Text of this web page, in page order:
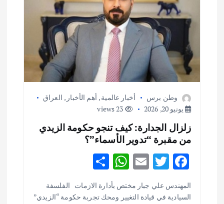
وطن برس أخبار عالمية, أهم الأخبار , العراق
يونيو 20, 2026
زلزال الجدارة: كيف تنجو حكومة الزيدي
من مقبرة “تدوير الأسماء”؟
F
ac
e
T
w
it
E
ai
W
h
at
S
h
ar
المهندس علي جبار مختص بأدارة الازمات الفلسفة
السيادية في قيادة التغيير ومحك تجربة حكومة “الزيدي”
أهم الأخبار ثقافة وفنون
اختتام ورشة السينوغرافيا في مدينة كلباء الاماراتية